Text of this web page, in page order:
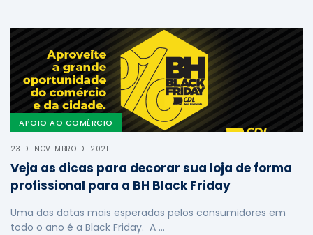
APOIO AO COMÉRCIO
23 DE NOVEMBRO DE 2021
Veja as dicas para decorar sua loja de forma
profissional para a BH Black Friday
Uma das datas mais esperadas pelos consumidores em
todo o ano é a Black Friday. A …